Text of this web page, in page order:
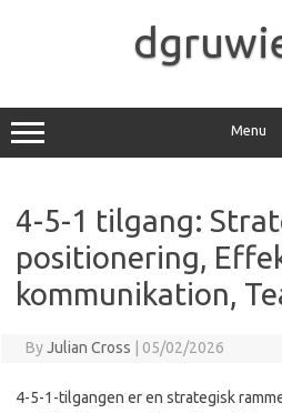
Menu
4-5-1 tilgang:
positionering,
kommunikation,
ByJulian Cross 05/02/2026
4-5-1-tilgangen er en strategisk